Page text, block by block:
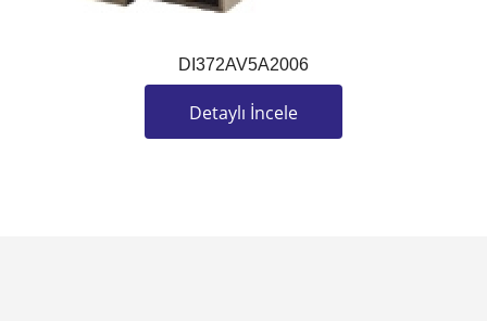
DI372AV5A2006
Detaylı İncele